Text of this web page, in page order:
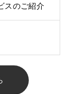
スのご紹介